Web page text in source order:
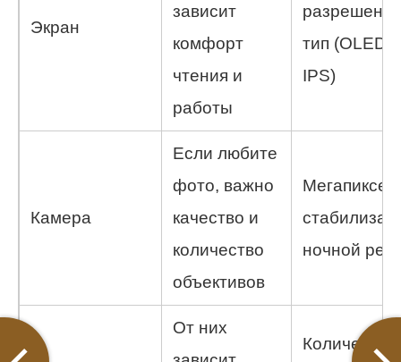
Экран
зависит
комфорт
чтения и
работы
тип (OLED,
IPS)
Камера
Если любите
фото, важно
качество и
количество
объективов
ночной
От них
Количество